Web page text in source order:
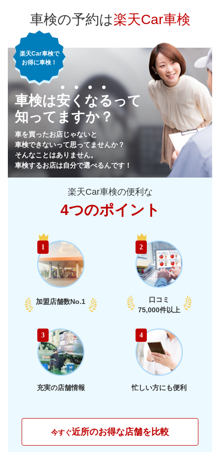
関
東
神奈川県
千葉県 店舗を探す
埼玉県 67,640 店舗を探す
茨城県 68,330 円 店舗を探す
栃木県 64,930 店舗を探す
群馬県 64,170 店舗を探す
65,750 店舗を探す
長野県 69,520円
72,950 円
富山県 店舗を探す
石川県 店舗を探す
福井県 店舗を探す
66,330円 店舗を探す
静岡県 店舗を探す
岐阜県 店舗を探す
店舗を探す
61,070
車検の予約は楽天Car車検
楽天Car車検で
お得に車検！
車検は安くなるって
知ってますか？
車を買ったお店じゃないと
車検できないって思ってませんか？
そんなことはありません。
車検するお店は自分で選べるんです！
楽天Car車検の便利な
4つのポイント
1
加盟店舗数No.1
2
口コミ
75,000件以上
3
充実の店舗情報
4
忙しい方にも便利
今すぐ近所のお得な店舗を比較